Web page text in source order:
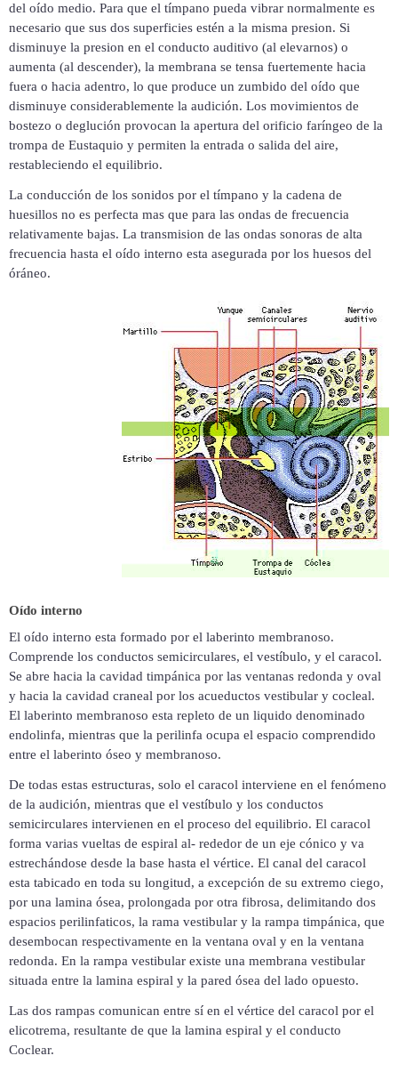
del oído medio. Para que el tímpano pueda vibrar normalmente es
necesario que sus dos superficies estén a la misma presion. Si
disminuye la presion en el conducto auditivo (al elevarnos) o
aumenta (al descender), la membrana se tensa fuertemente hacia
fuera o hacia adentro, lo que produce un zumbido del oído que
disminuye considerablemente la audición. Los movimientos de
bostezo o deglución provocan la apertura del orificio faríngeo de la
trompa de Eustaquio y permiten la entrada o salida del aire,
restableciendo el equilibrio.
La conducción de los sonidos por el tímpano y la cadena de
huesillos no es perfecta mas que para las ondas de frecuencia
relativamente bajas. La transmision de las ondas sonoras de alta
frecuencia hasta el oído interno esta asegurada por los huesos del
óráneo.
Oído interno
El oído interno esta formado por el laberinto membranoso.
Comprende los conductos semicirculares, el vestíbulo, y el caracol.
Se abre hacia la cavidad timpánica por las ventanas redonda y oval
y hacia la cavidad craneal por los acueductos vestibular y cocleal.
El laberinto membranoso esta repleto de un liquido denominado
endolinfa, mientras que la perilinfa ocupa el espacio comprendido
entre el laberinto óseo y membranoso.
De todas estas estructuras, solo el caracol interviene en el fenómeno
de la audición, mientras que el vestíbulo y los conductos
semicirculares intervienen en el proceso del equilibrio. El caracol
forma varias vueltas de espiral al- rededor de un eje cónico y va
estrechándose desde la base hasta el vértice. El canal del caracol
esta tabicado en toda su longitud, a excepción de su extremo ciego,
por una lamina ósea, prolongada por otra fibrosa, delimitando dos
espacios perilinfaticos, la rama vestibular y la rampa timpánica, que
desembocan respectivamente en la ventana oval y en la ventana
redonda. En la rampa vestibular existe una membrana vestibular
situada entre la lamina espiral y la pared ósea del lado opuesto.
Las dos rampas comunican entre sí en el vértice del caracol por el
elicotrema, resultante de que la lamina espiral y el conducto
Coclear.